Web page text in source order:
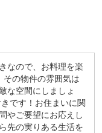
せて頂きます。
さいませ！
越しください。
など沢山のおも
ドリンク、子供
ます。
なので、お料理を楽
その物件の雰囲気は
な空間にしましょ
です！お住まいに関
やご要望にお応えし
先の実りある生活を